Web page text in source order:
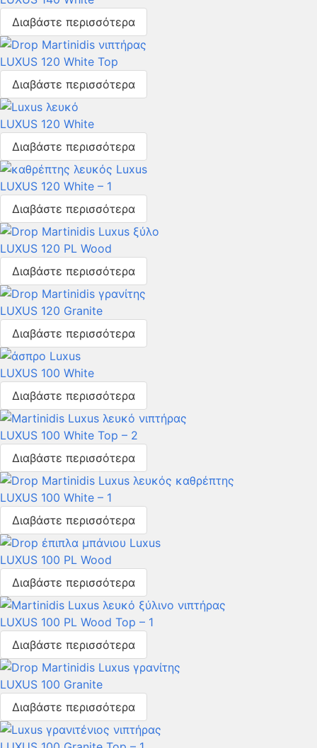
Διαβάστε περισσότερα
LUXUS 120 White Top
Διαβάστε περισσότερα
LUXUS 120 White
Διαβάστε περισσότερα
LUXUS 120 White – 1
Διαβάστε περισσότερα
LUXUS 120 PL Wood
Διαβάστε περισσότερα
LUXUS 120 Granite
Διαβάστε περισσότερα
LUXUS 100 White
Διαβάστε περισσότερα
LUXUS 100 White Top – 2
Διαβάστε περισσότερα
LUXUS 100 White – 1
Διαβάστε περισσότερα
LUXUS 100 PL Wood
Διαβάστε περισσότερα
LUXUS 100 PL Wood Top – 1
Διαβάστε περισσότερα
LUXUS 100 Granite
Διαβάστε περισσότερα